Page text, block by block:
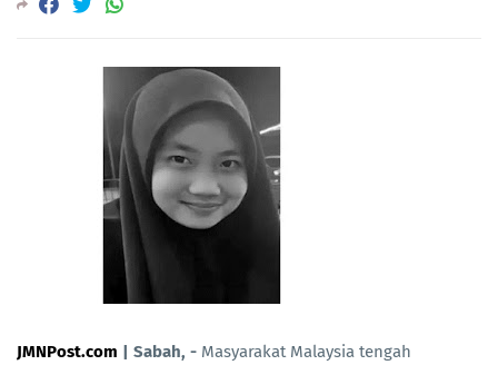
JMNPost.com | Sabah, - Masyarakat Malaysia tengah